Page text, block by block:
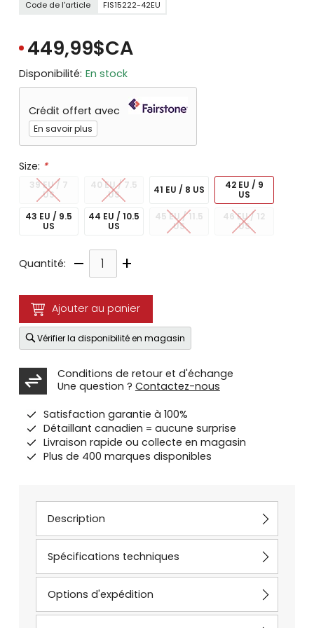
Code de l'article FIS15222-42EU
449,99$CA
Disponibilité: En stock
Crédit offert avec
En savoir plus
Size: *
39 EU / 7
US
40 EU / 7.5
US
41 EU / 8 US
42 EU / 9
US
43 EU / 9.5
US
44 EU / 10.5
US
45 EU / 11.5
US
46 EU / 12
US
Quantité: – +
Ajouter au panier
Vérifier la disponibilité en magasin
Conditions de retour et d'échange
Une question ? Contactez-nous
Satisfaction garantie à 100%
Détaillant canadien = aucune surprise
Livraison rapide ou collecte en magasin
Plus de 400 marques disponibles
Description
Spécifications techniques
Options d'expédition